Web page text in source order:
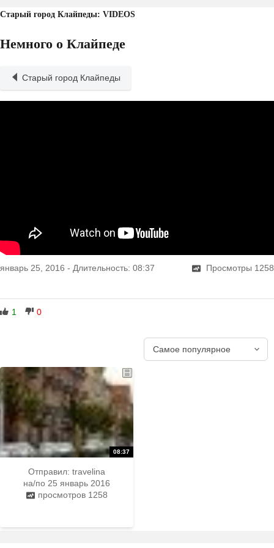
Старый город Клайпеды: VIDEOS
Немного о Клайпеде
Старый город Клайпеды
Просмотры 1258
январь 25, 2016 - Длительность: 08:37
1 0
Отправил:travelina
на/по 25 январь 2016
просмотров 1258